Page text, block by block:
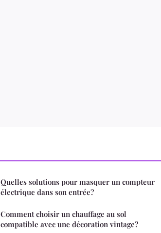
Quelles solutions pour masquer un compteur
électrique dans son entrée?
Comment choisir un chauffage au sol
compatible avec une décoration vintage?